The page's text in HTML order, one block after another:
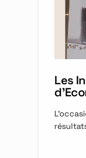
Les